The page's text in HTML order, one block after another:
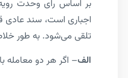
اجباری است، سند عادی
تلقی می‌شود. به طور
الف– اگر هر دو معامله